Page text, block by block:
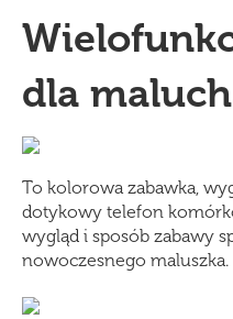
dla
To kolorowa zabawka,
dotykowy telefon
wygląd i sposób zabawy
nowoczesnego maluszka.